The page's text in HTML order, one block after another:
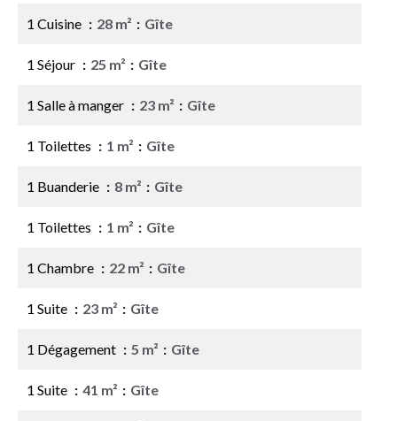
1 Cuisine 28 m² Gîte
1 Séjour 25 m² Gîte
1 Salle à manger 23 m² Gîte
1 Toilettes 1 m² Gîte
1 Buanderie 8 m² Gîte
1 Toilettes 1 m² Gîte
1 Chambre 22 m² Gîte
1 Suite 23 m² Gîte
1 Dégagement 5 m² Gîte
1 Suite 41 m² Gîte